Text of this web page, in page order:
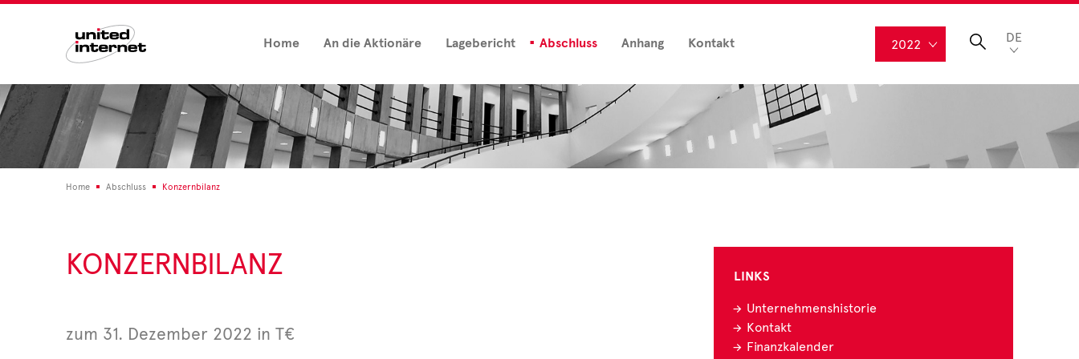
Home An die Aktionäre Lagebericht Abschluss Anhang Kontakt 2022 DE
Home Abschluss Konzernbilanz
KONZERNBILANZ
zum 31. Dezember 2022 in T€
LINKS
Unternehmenshistorie
Kontakt
Finanzkalender